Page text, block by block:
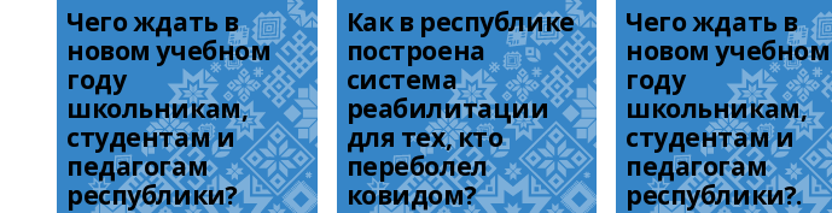
Чего ждать в
новом учебном
году
школьникам,
студентам и
педагогам
республики?
Как в республике
построена
система
реабилитации
для тех, кто
переболел
ковидом?
Чего ждать в
новом учебном
году
школьникам,
студентам и
педагогам
республики?.